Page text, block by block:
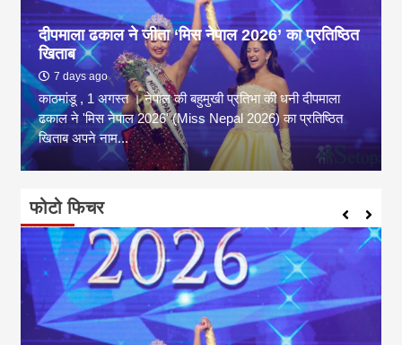
दीपमाला ढकाल ने जीता ‘मिस नेपाल 2026’ का प्रतिष्ठित
खिताब
7 days ago
काठमांडू , 1 अगस्त । नेपाल की बहुमुखी प्रतिभा की धनी दीपमाला
ढकाल ने 'मिस नेपाल 2026' (Miss Nepal 2026) का प्रतिष्ठित
खिताब अपने नाम...
फोटो फिचर